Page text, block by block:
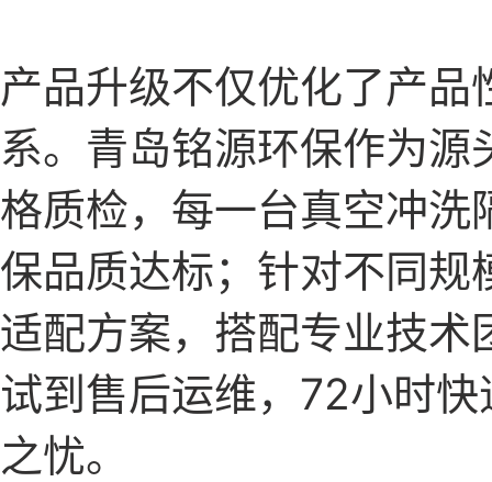
产品升级不仅优化了产
系。青岛铭源环保作为
格质检，每一台真空冲
保品质达标；针对不同
适配方案，搭配专业技
试到售后运维，72小时
之忧。